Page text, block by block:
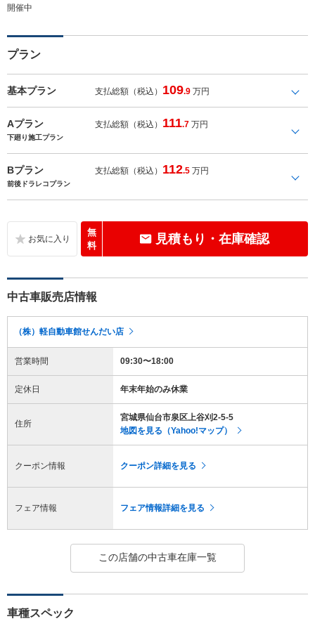
開催中
プラン
基本プラン 支払総額（税込） 109.9 万円
Aプラン 支払総額（税込） 111.7 万円
下廻り施工プラン
Bプラン 支払総額（税込） 112.5 万円
前後ドラレコプラン
無
料
見積もり・在庫確認
中古車販売店情報
（株）軽自動車館せんだい店
営業時間 09:30〜18:00
定休日 年末年始のみ休業
住所
宮城県仙台市泉区上谷刈2-5-5
地図を見る（Yahoo!マップ）
クーポン情報 クーポン詳細を見る
フェア情報 フェア情報詳細を見る
この店舗の中古車在庫一覧
車種スペック